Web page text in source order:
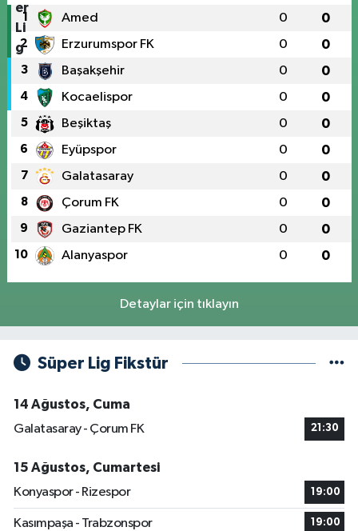
1 Amed 0 0
2 Erzurumspor FK 0 0
3 Başakşehir 0 0
4 Kocaelispor 0 0
5 Beşiktaş 0 0
6 Eyüpspor 0 0
7 Galatasaray 0 0
8 Çorum FK 0 0
9 Gaziantep FK 0 0
10 Alanyaspor 0 0
Detaylar için tıklayın
Süper Lig Fikstür
14 Ağustos, Cuma
Galatasaray - Çorum FK
21:30
15 Ağustos, Cumartesi
Konyaspor - Rizespor
19:00
Kasımpaşa - Trabzonspor 19:00